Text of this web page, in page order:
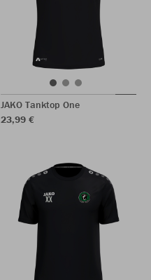
JAKO Tanktop One
23,99 €